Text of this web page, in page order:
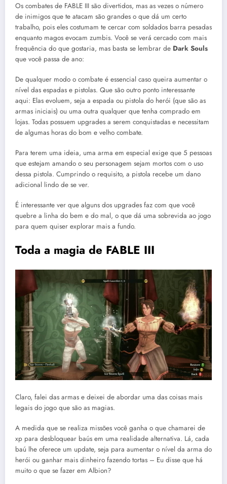
Os combates de FABLE III são divertidos, mas as vezes o número
de inimigos que te atacam são grandes o que dá um certo
trabalho, pois eles costumam te cercar com soldados barra pesadas
enquanto magos evocam zumbis. Você se verá cercado com mais
frequência do que gostaria, mas basta se lembrar de Dark Souls
que você passa de ano:
De qualquer modo o combate é essencial caso queira aumentar o
nível das espadas e pistolas. Que são outro ponto interessante
aqui: Elas evoluem, seja a espada ou pistola do herói (que são as
armas iniciais) ou uma outra qualquer que tenha comprado em
lojas. Todas possuem upgrades a serem conquistadas e necessitam
de algumas horas do bom e velho combate.
Para terem uma ideia, uma arma em especial exige que 5 pessoas
que estejam amando o seu personagem sejam mortos com o uso
dessa pistola. Cumprindo o requisito, a pistola recebe um dano
adicional lindo de se ver.
É interessante ver que alguns dos upgrades faz com que você
quebre a linha do bem e do mal, o que dá uma sobrevida ao jogo
para quem quiser explorar mais a fundo.
Toda a magia de FABLE III
Claro, falei das armas e deixei de abordar uma das coisas mais
legais do jogo que são as magias.
A medida que se realiza missões você ganha o que chamarei de
xp para desbloquear baús em uma realidade alternativa. Lá, cada
baú lhe oferece um update, seja para aumentar o nível da arma do
herói ou ganhar mais dinheiro fazendo tortas – Eu disse que há
muito o que se fazer em Albion?